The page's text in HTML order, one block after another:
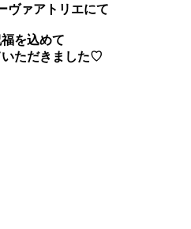
ヴァアトリエにて
を込めて
いただきました♡